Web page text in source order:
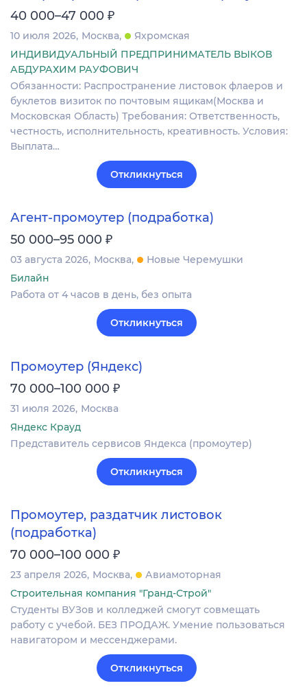
40 000–47 000 ₽
10 июля 2026 Москва
Яхромская
ИНДИВИДУАЛЬНЫЙ ПРЕДПРИНИМАТЕЛЬ ВЫКОВ
АБДУРАХИМ РАУФОВИЧ
Обязанности: Распространение листовок флаеров и
буклетов визиток по почтовым ящикам(Москва и
Московская Область) Требования: Ответственность,
честность, исполнительность, креативность. Условия:
Выплата…
Откликнуться
Агент-промоутер (подработка)
50 000–95 000 ₽
03 августа 2026 Москва
Новые Черемушки
Билайн
Работа от 4 часов в день, без опыта
Откликнуться
Промоутер (Яндекс)
70 000–100 000 ₽
31 июля 2026 Москва
Яндекс Крауд
Представитель сервисов Яндекса (промоутер)
Откликнуться
Промоутер, раздатчик листовок
(подработка)
70 000–100 000 ₽
23 апреля 2026 Москва
Авиамоторная
Строительная компания "Гранд-Строй"
Студенты ВУЗов и колледжей смогут совмещать
работу с учебой. БЕЗ ПРОДАЖ. Умение пользоваться
навигатором и мессенджерами.
Откликнуться